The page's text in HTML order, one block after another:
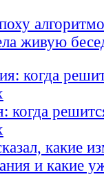
живую
когда
какие
и какие